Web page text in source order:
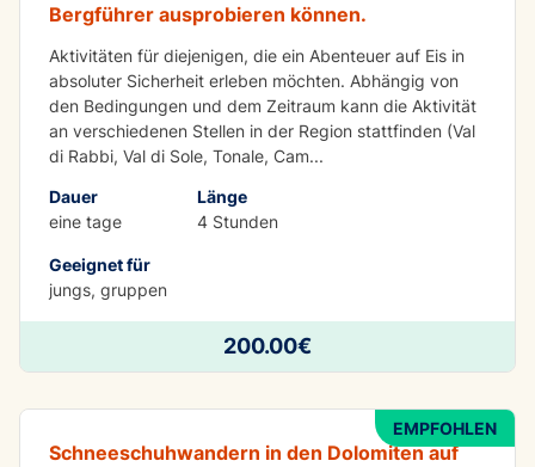
Bergführer ausprobieren können.
Aktivitäten für diejenigen, die ein Abenteuer auf Eis in
absoluter Sicherheit erleben möchten. Abhängig von
den Bedingungen und dem Zeitraum kann die Aktivität
an verschiedenen Stellen in der Region stattfinden (Val
di Rabbi, Val di Sole, Tonale, Cam...
Dauer
eine tage
Länge
4 Stunden
Geeignet für
jungs, gruppen
200.00€
EMPFOHLEN
SPASS
Schneeschuhwanderung zur Malga
Vaglianella - Dolomiten
Schneeschuhwandern in den Dolomiten auf